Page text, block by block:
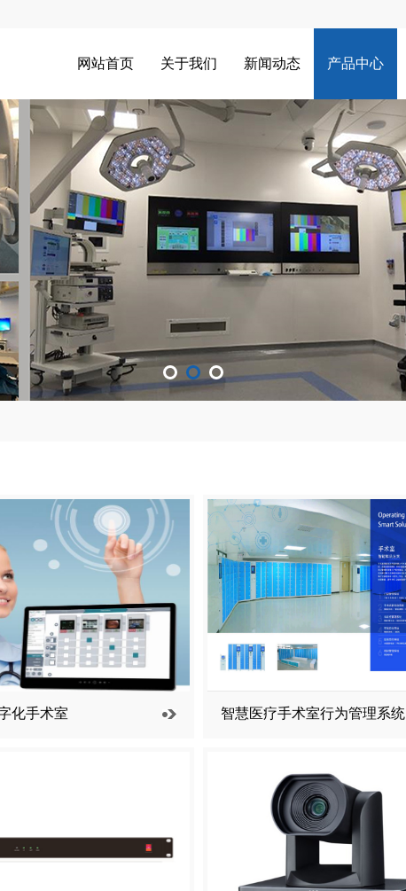
网站首页 关于我们 新闻动态 产品中心
化手术室 智慧医疗手术室行为管理系统